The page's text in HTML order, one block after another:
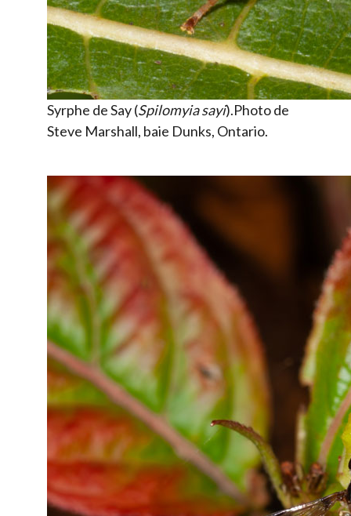
Syrphe de Say (Spilomyia sayi).Photo de
Steve Marshall, baie Dunks, Ontario.